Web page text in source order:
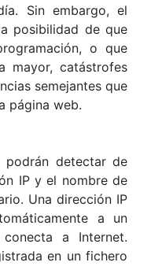
Sin embargo, el
posibilidad de que
o que
mayor, catástrofes
semejantes que
página web.
podrán detectar de
IP y el nombre de
Una dirección IP
a un
a Internet.
en un fichero